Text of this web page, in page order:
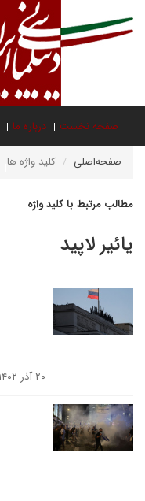
صفحه نخست درباره ما
صفحه‌اصلی کلید واژه ها
مطالب مرتبط با کلید واژه
یائیر لاپید
۲۰ آذر ۱۴۰۲